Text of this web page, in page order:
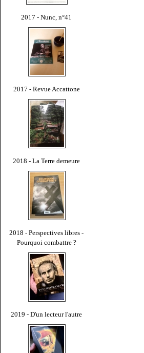
2017 - Nunc, n°41
2017 - Revue Accattone
2018 - La Terre demeure
2018 - Perspectives libres -
Pourquoi combattre ?
2019 - D'un lecteur l'autre